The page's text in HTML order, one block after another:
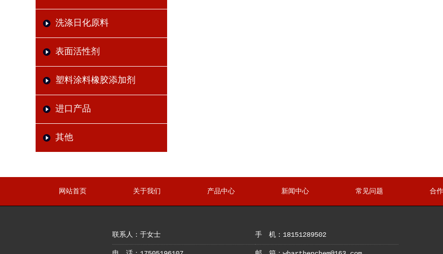
洗涤日化原料
表面活性剂
塑料涂料橡胶添加剂
进口产品
其他
网站首页 关于我们 产品中心 新闻中心 常见问题 合
联系人：于女士 手 机：18151289502